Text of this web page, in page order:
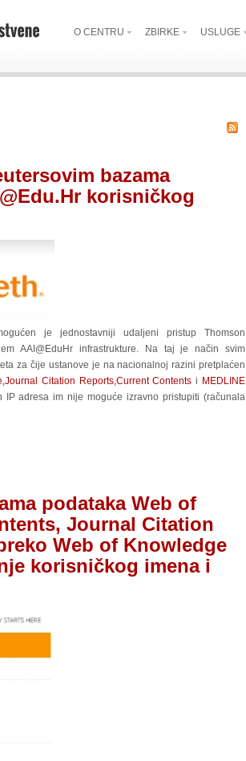
O CENTRU ZBIRKE USLUGE
bazama
korisničkog
je jednostavniji udaljeni pristup Thomson
AAI@EduHr infrastrukture. Na taj je način svim
za čije ustanove je na nacionalnoj razini pretplaćen
Journal Citation Reports,Current Contents i MEDLINE
adresa im nije moguće izravno pristupiti (računala
podataka Web of
Journal Citation
Web of Knowledge
korisničkog imena i